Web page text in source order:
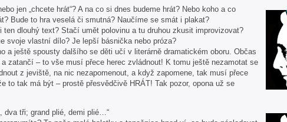
jen „chcete hrát“? A na co si dnes budeme hrát? Nebo koho a co
Bude to hra veselá či smutná? Naučíme se smát i plakat?
ten dlouhý text? Stačí umět polovinu a tu druhou zkusit improvizovat?
svoje vlastní dílo? Je lepší básnička nebo próza?
a ještě spousty dalšího se děti učí v literárně dramatickém oboru. Občas
zatančí – to vše musí přece herec zvládnout! K tomu ještě nezamotat se
z jeviště, na nic nezapomenout, a když zapomene, tak musí přece
to tak má být – prostě přesvědčivě HRÁT! Tak pozor, opona už se
dva tři; grand plié, demi plié…“